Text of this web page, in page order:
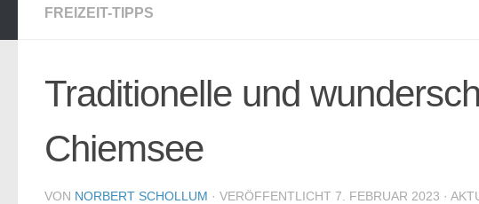
FREIZEIT-TIPPS
Traditionelle und
Chiemsee
VON NORBERT SCHOLLUM · VERÖFFENTLICHT 7. FEBRUAR 2023 ·